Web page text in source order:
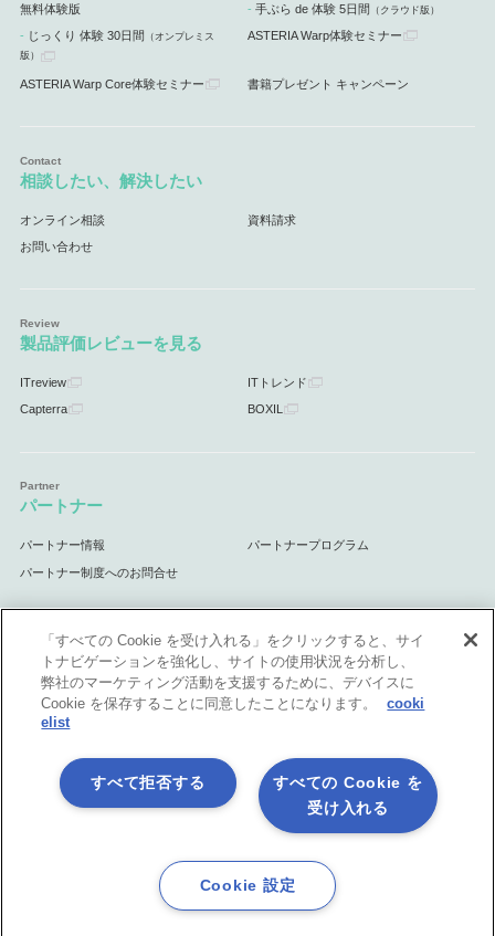
無料体験版 手ぶら de 体験 5日間 （クラウド版）
じっくり 体験 30日間 （オンプレミス
版）
ASTERIA Warp体験セミナー
ASTERIA Warp Core体験セミナー 書籍プレゼント キャンペーン
相談したい、解決したい
オンライン相談 資料請求
お問い合わせ
製品評価レビューを見る
ITreview ITトレンド
Capterra BOXIL
パートナー
パートナー情報 パートナープログラム
パートナー制度へのお問合せ
サポート
サポート情報
各社商標について
会社情報
©1998-2026 Asteria Corporation.
「すべての Cookie を受け入れる」をクリックすると、サイ
トナビゲーションを強化し、サイトの使用状況を分析し、
弊社のマーケティング活動を支援するために、デバイスに
Cookie を保存することに同意したことになります。
cooki
elist
すべての Cookie を
受け入れる
すべて拒否する
Cookie 設定